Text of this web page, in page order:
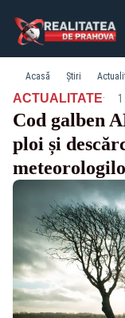
Acasă Știri
ACTUALITATE·
Cod galben
ploi și